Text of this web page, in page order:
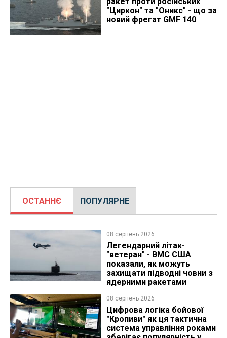
"Циркон" та "Оникс" - що за
новий фрегат GMF 140
ОСТАННЄ ПОПУЛЯРНЕ
08 серпень 2026
Легендарний літак-
"ветеран" - ВМС США
показали, як можуть
захищати підводні човни з
ядерними ракетами
08 серпень 2026
Цифрова логіка бойової
"Кропиви" як ця тактична
система управління роками